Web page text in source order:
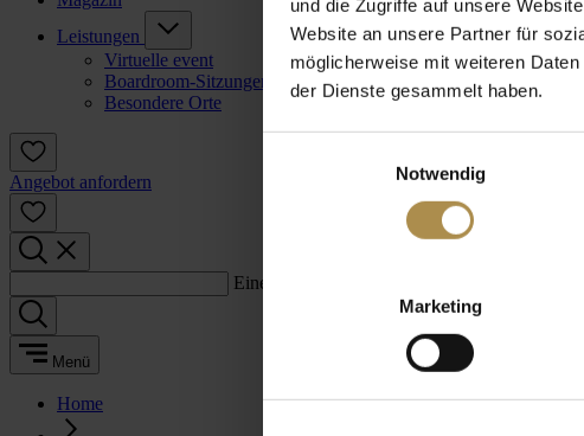
und die Zugriffe auf unsere
Website an unsere Partner für
möglicherweise mit weiteren
der Dienste gesammelt haben.
Notwendig
Marketing
Leistungen
Virtuelle event
Boardroom-Sitzungen
Besondere Orte
Angebot anfordern
Einen Suchbegriff eingeben:
Menü
Home